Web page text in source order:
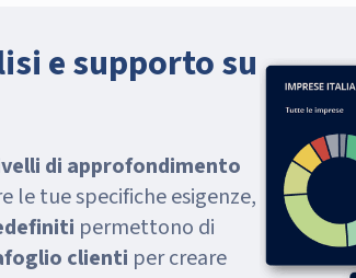
e supporto su
di approfondimento
le tue specifiche esigenze,
permettono di
clienti per creare